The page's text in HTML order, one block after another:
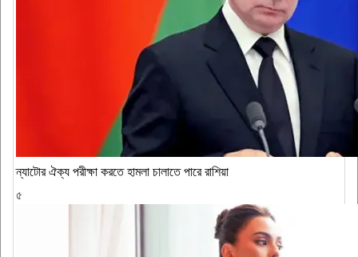
ন্যাটোর ঐক্য পরীক্ষা করতে হামলা চালাতে পারে রাশিয়া
৫